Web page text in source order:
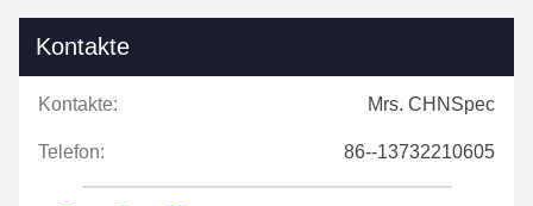
Kontakte
Kontakte: Mrs. CHNSpec
Telefon: 86--13732210605